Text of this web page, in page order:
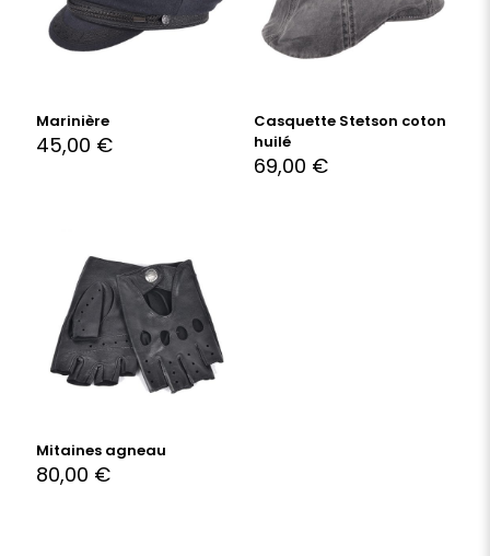
Marinière
45,00 €
Casquette Stetson coton
huilé
69,00 €
Mitaines agneau
80,00 €